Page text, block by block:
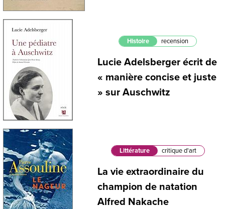
Histoire recension
Lucie Adelsberger écrit de
« manière concise et juste
» sur Auschwitz
Littérature critique d'art
La vie extraordinaire du
champion de natation
Alfred Nakache